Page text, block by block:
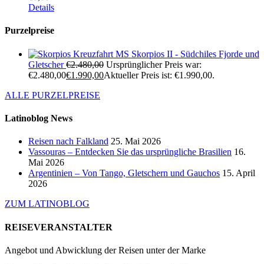
Details
Purzelpreise
Kreuzfahrt MS Skorpios II - Südchiles Fjorde und
Gletscher €2.480,00 Ursprünglicher Preis war:
€2.480,00€1.990,00Aktueller Preis ist: €1.990,00.
ALLE PURZELPREISE
Latinoblog News
Reisen nach Falkland 25. Mai 2026
Vassouras – Entdecken Sie das ursprüngliche Brasilien 16.
Mai 2026
Argentinien – Von Tango, Gletschern und Gauchos 15. April
2026
ZUM LATINOBLOG
REISEVERANSTALTER
Angebot und Abwicklung der Reisen unter der Marke